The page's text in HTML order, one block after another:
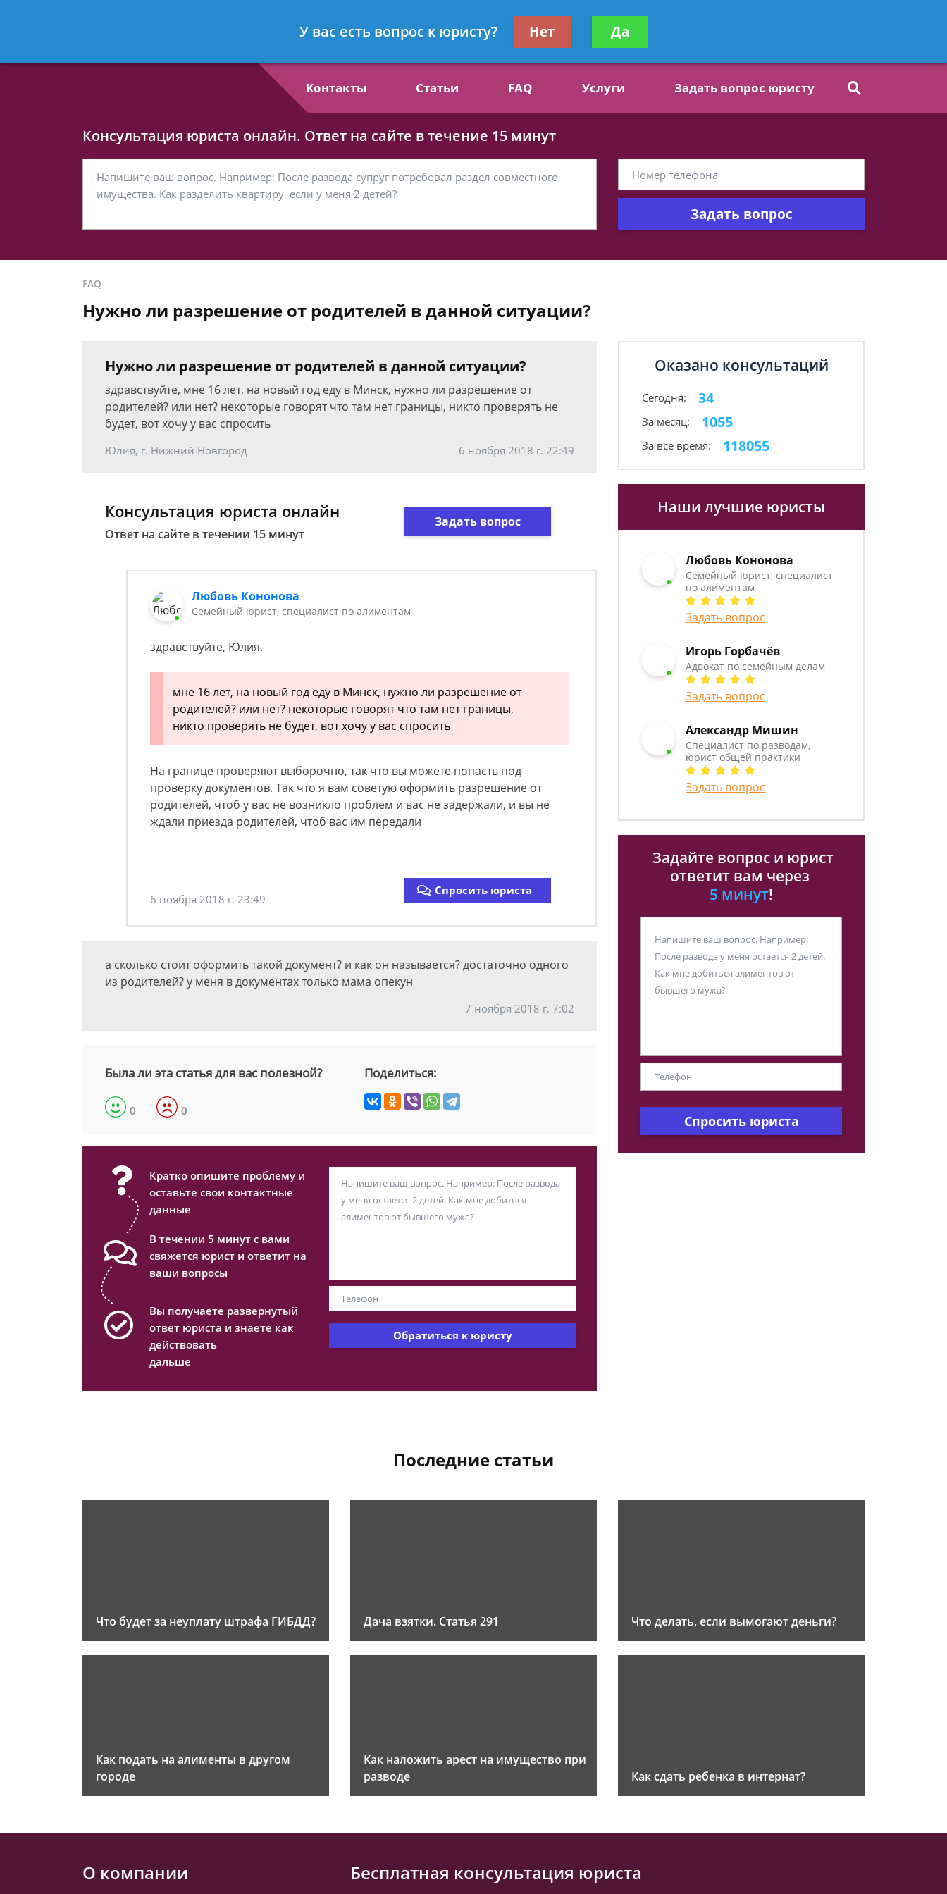
- Семейный юрист, специалист по алиментам
Получите консультацию
бесплатно
Контакты Статьи FAQ Услуги Задать вопрос юристу
Консультация юриста онлайн. Ответ на сайте в течение 15 минут
Задать вопрос
FAQ
Нужно ли разрешение от родителей в данной ситуации?
Нужно ли разрешение от родителей в данной ситуации?
здравствуйте, мне 16 лет, на новый год еду в Минск, нужно ли разрешение от
родителей? или нет? некоторые говорят что там нет границы, никто проверять не
будет, вот хочу у вас спросить
Юлия, г. Нижний Новгород 6 ноября 2018 г. 22:49
Консультация юриста онлайн
Ответ на сайте в течении 15 минут
Задать вопрос
Любовь Кононова
Семейный юрист, специалист по алиментам
здравствуйте, Юлия.
мне 16 лет, на новый год еду в Минск, нужно ли разрешение от
родителей? или нет? некоторые говорят что там нет границы,
никто проверять не будет, вот хочу у вас спросить
На границе проверяют выборочно, так что вы можете попасть под
проверку документов. Так что я вам советую оформить разрешение от
родителей, чтоб у вас не возникло проблем и вас не задержали, и вы не
ждали приезда родителей, чтоб вас им передали
6 ноября 2018 г. 23:49
Спросить юриста
а сколько стоит оформить такой документ? и как он называется? достаточно одного
из родителей? у меня в документах только мама опекун
7 ноября 2018 г. 7:02
Была ли эта статья для вас полезной?
0 0
Поделиться:
Кратко опишите проблему и
оставьте свои контактные
данные
В течении 5 минут с вами
свяжется юрист и ответит на
ваши вопросы
Вы получаете развернутый
ответ юриста и знаете как
действовать
дальше
Обратиться к юристу
Оказано консультаций
Сегодня: 34
За месяц: 1055
За все время: 118055
Наши лучшие юристы
Любовь Кононова
Семейный юрист, специалист
по алиментам
Задать вопрос
Игорь Горбачёв
Адвокат по семейным делам
Задать вопрос
Александр Мишин
Специалист по разводам,
юрист общей практики
Задать вопрос
Задайте вопрос и юрист
ответит вам через
5 минут!
Спросить юриста
Последние статьи
Что будет за неуплату штрафа ГИБДД? Дача взятки. Статья 291 Что делать, если вымогают деньги?
Как подать на алименты в другом
городе
Как наложить арест на имущество при
разводе
Как сдать ребенка в интернат?
О компании Бесплатная консультация юриста
У вас есть вопрос к юристу? Нет Да